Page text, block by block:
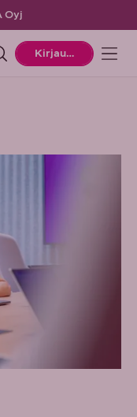
Oyj
language. Current
Kirjaudu